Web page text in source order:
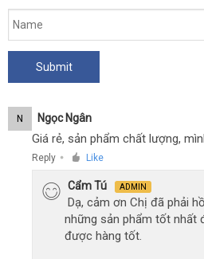
N Ngọc Ngân
Giá rẻ, sản phẩm chất lượng,
Reply ● Like
Cẩm Tú ADMIN
Dạ, cảm ơn Chị đã phải
những sản phẩm tốt nhất
được hàng tốt.